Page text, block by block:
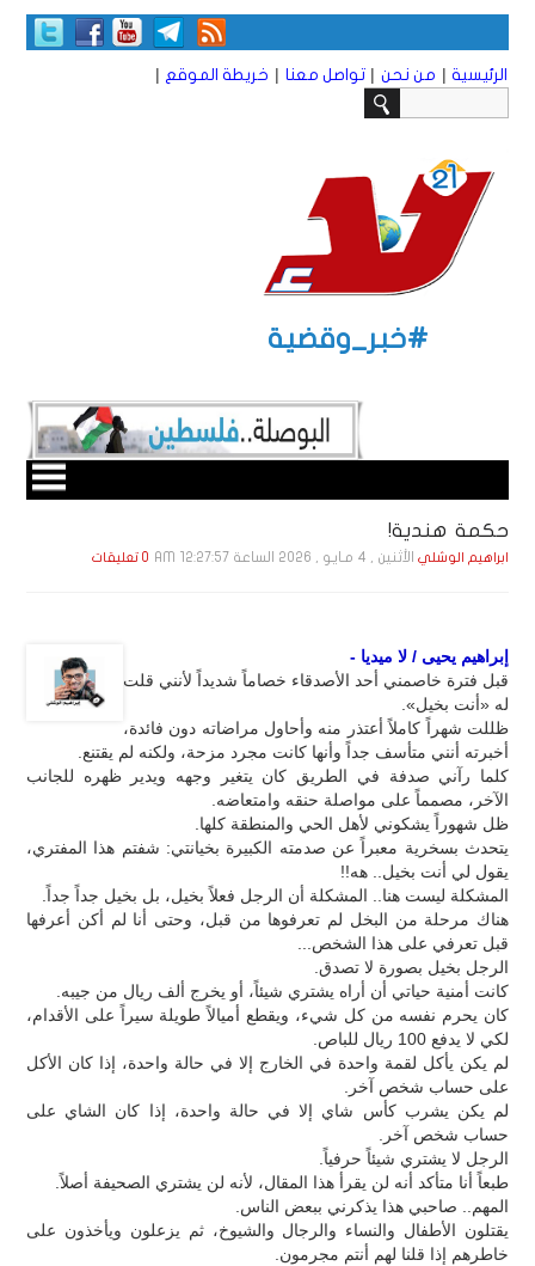
الرئيسية | من نحن | تواصل معنا | خريطة الموقع |
#خبر_وقضية
حكمة هندية!
ابراهيم الوشلي الأثنين , 4 مـايـو , 2026 الساعة 12:27:57 AM 0 تعليقات
إبراهيم يحيى / لا ميديا -
قبل فترة خاصمني أحد الأصدقاء خصاماً شديداً لأنني قلت
له «أنت بخيل».
ظللت شهراً كاملاً أعتذر منه وأحاول مراضاته دون فائدة،
أخبرته أنني متأسف جداً وأنها كانت مجرد مزحة، ولكنه لم يقتنع.
كلما رآني صدفة في الطريق كان يتغير وجهه ويدير ظهره للجانب
الآخر، مصمماً على مواصلة حنقه وامتعاضه.
ظل شهوراً يشكوني لأهل الحي والمنطقة كلها.
يتحدث بسخرية معبراً عن صدمته الكبيرة بخيانتي: شفتم هذا المفتري،
يقول لي أنت بخيل.. هه!!
المشكلة ليست هنا.. المشكلة أن الرجل فعلاً بخيل، بل بخيل جداً جداً.
هناك مرحلة من البخل لم تعرفوها من قبل، وحتى أنا لم أكن أعرفها
قبل تعرفي على هذا الشخص...
الرجل بخيل بصورة لا تصدق.
كانت أمنية حياتي أن أراه يشتري شيئاً، أو يخرج ألف ريال من جيبه.
كان يحرم نفسه من كل شيء، ويقطع أميالاً طويلة سيراً على الأقدام،
لكي لا يدفع 100 ريال للباص.
لم يكن يأكل لقمة واحدة في الخارج إلا في حالة واحدة، إذا كان الأكل
على حساب شخص آخر.
لم يكن يشرب كأس شاي إلا في حالة واحدة، إذا كان الشاي على
حساب شخص آخر.
الرجل لا يشتري شيئاً حرفياً.
طبعاً أنا متأكد أنه لن يقرأ هذا المقال، لأنه لن يشتري الصحيفة أصلاً.
المهم.. صاحبي هذا يذكرني ببعض الناس.
يقتلون الأطفال والنساء والرجال والشيوخ، ثم يزعلون ويأخذون على
خاطرهم إذا قلنا لهم أنتم مجرمون.